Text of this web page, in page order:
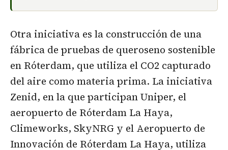
Otra iniciativa es la construcción de una
fábrica de pruebas de queroseno sostenible
en Róterdam, que utiliza el CO2 capturado
del aire como materia prima. La iniciativa
Zenid, en la que participan Uniper, el
aeropuerto de Róterdam La Haya,
Climeworks, SkyNRG y el Aeropuerto de
Innovación de Róterdam La Haya, utiliza